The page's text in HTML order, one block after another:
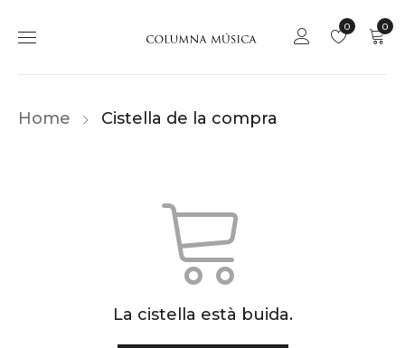
0
0
Home Cistella de la compra
La cistella està buida.